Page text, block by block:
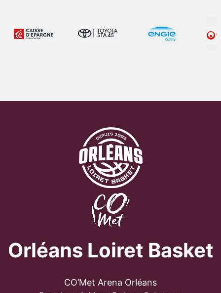
Orléans Loiret Basket
CO’Met Arena Orléans